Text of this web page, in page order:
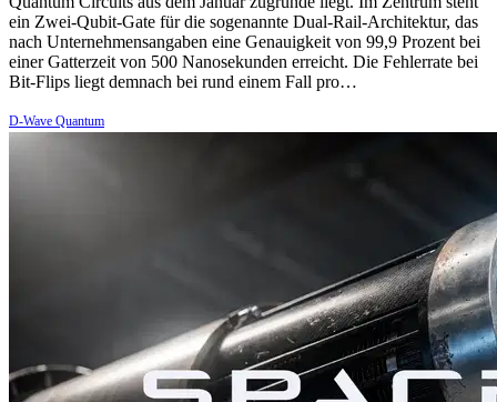
ein Zwei-Qubit-Gate für die sogenannte Dual-Rail-Architektur, das
nach Unternehmensangaben eine Genauigkeit von 99,9 Prozent bei
einer Gatterzeit von 500 Nanosekunden erreicht. Die Fehlerrate bei
Bit-Flips liegt demnach bei rund einem Fall pro…
D-Wave Quantum